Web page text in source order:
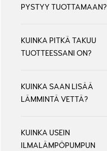
PYSTYY TUOTTAMAAN?
KUINKA PITKÄ TAKUU
TUOTTEESSANI ON?
KUINKA SAAN LISÄÄ
LÄMMINTÄ VETTÄ?
KUINKA USEIN
ILMALÄMPÖPUMPUN